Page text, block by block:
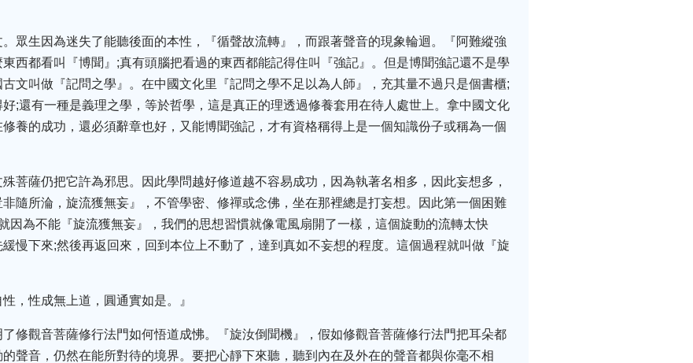
眾生因為迷失了能聽後面的本性，『循聲故流轉』，而跟著聲音的現象輪迴。『阿難縱強
西都看叫『博聞』;真有頭腦把看過的東西都能記得住叫『強記』。但是博聞強記還不是學
文叫做『記問之學』。在中國文化里『記問之學不足以為人師』，充其量不過只是個書櫃;
;還有一種是義理之學，等於哲學，這是真正的理透過修養套用在待人處世上。拿中國文化
養的成功，還必須辭章也好，又能博聞強記，才有資格稱得上是一個知識份子或稱為一個
菩薩仍把它許為邪思。因此學問越好修道越不容易成功，因為執著名相多，因此妄想多，
隨所淪，旋流獲無妄』，不管學密、修禪或念佛，坐在那裡總是打妄想。因此第一個困難
因為不能『旋流獲無妄』，我們的思想習慣就像電風扇開了一樣，這個旋動的流轉太快
慢下來;然後再返回來，回到本位上不動了，達到真如不妄想的程度。這個過程就叫做『旋
，性成無上道，圓通實如是。』
修觀音菩薩修行法門如何悟道成怫。『旋汝倒聞機』，假如修觀音菩薩修行法門把耳朵都
聲音，仍然在能所對待的境界。要把心靜下來聽，聽到內在及外在的聲音都與你毫不相